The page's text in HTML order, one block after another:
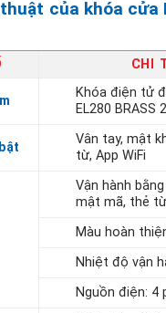
của khóa cửa
CHI
Khóa điện tử
EL280 BRASS
Vân tay, mật
từ, App WiFi
Vận hành
mật mã, thẻ
Màu hoàn
Nhiệt độ vận
Nguồn điện: 4